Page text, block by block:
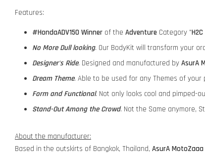
Features:
#HondaADV150 Winner of the Adventure Category "H2C
No More Dull looking. Our BodyKit will transform your
Designer's Ride. Designed and manufactured by AsurA
Dream Theme. Able to be used for any Themes of
Form and Functional. Not only looks cool and pimped-
Stand-Out Among the Crowd. Not the Same anymore,
About the manufacturer:
Based in the outskirts of Bangkok, Thailand, AsurA MotoZaaa